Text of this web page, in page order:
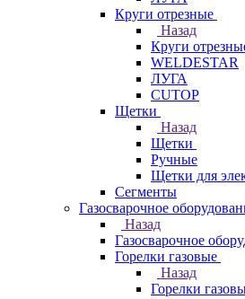
Круги отрезные
Назад
Круги
WELDESTAR
ЛУГА
CUTOP
Щетки
Назад
Щетки
Ручные
Щетки для
Сегменты
Газосварочное
Назад
Газосварочное
Горелки газовые
Назад
Горелки